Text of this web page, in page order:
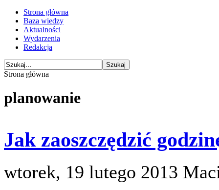
Strona główna
Baza wiedzy
Aktualności
Wydarzenia
Redakcja
Strona główna
planowanie
Jak zaoszczędzić
wtorek, 19 lutego 2013